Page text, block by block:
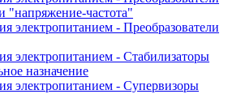
"напряжение-частота"
электропитанием - Преобразователи
электропитанием - Стабилизаторы
назначение
электропитанием - Супервизоры